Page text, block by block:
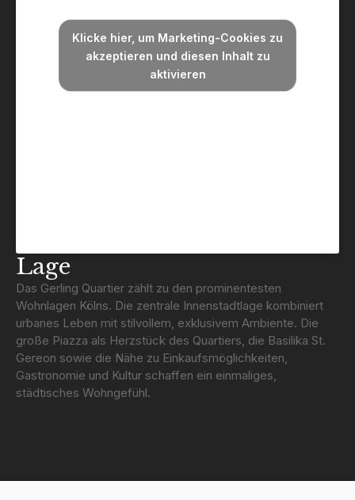
Klicke hier, um Marketing-Cookies zu
akzeptieren und diesen Inhalt zu
aktivieren
Lage
Das Gerling Quartier zählt zu den prominentesten
Wohnlagen Kölns. Die zentrale Innenstadtlage kombiniert
urbanes Leben mit stilvollem, exklusivem Ambiente. Die
große Piazza als Herzstück des Quartiers, die Basilika St.
Gereon sowie die Nähe zu Einkaufsmöglichkeiten,
Gastronomie und Kultur schaffen ein einmaliges,
städtisches Wohngefühl.